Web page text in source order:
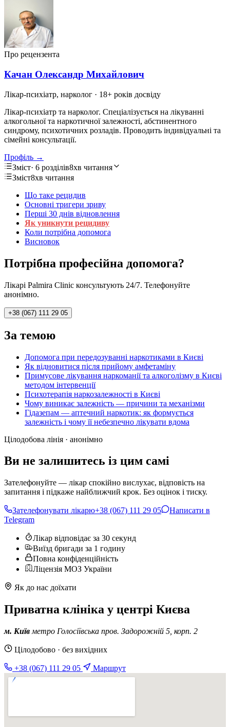
Про рецензента
Качан Олександр Михайлович
Лікар-психіатр, нарколог · 18+ років досвіду
Лікар-психіатр та нарколог. Спеціалізується на лікуванні
алкогольної та наркотичної залежності, абстинентного
синдрому, психотичних розладів. Проводить індивідуальні та
сімейні консультації.
Профіль →
Зміст· 6 розділів8хв читання
Зміст8хв читання
Що таке рецидив
Основні тригери зриву
Перші 30 днів відновлення
Як уникнути рецидиву
Коли потрібна допомога
Висновок
Потрібна професійна допомога?
Лікарі Palmira Clinic консультують 24/7. Телефонуйте
анонімно.
+38 (067) 111 29 05
За темою
Допомога при передозуванні наркотиками в Києві
Як відновитися після прийому амфетаміну
Примусове лікування наркоманії та алкоголізму в Києві
методом інтервенції
Психотерапія наркозалежності в Києві
Чому виникає залежність — причини та механізми
Гідазепам — аптечний наркотик: як формується
залежність і чому її небезпечно лікувати вдома
Цілодобова лінія · анонімно
Ви не залишитесь із цим самі
Зателефонуйте — лікар спокійно вислухає, відповість на
запитання і підкаже найближчий крок. Без оцінок і тиску.
Зателефонувати лікарю+38 (067) 111 29 05
Написати в
Telegram
Лікар відповідає за 30 секунд
Виїзд бригади за 1 годину
Повна конфіденційність
Ліцензія МОЗ України
Як до нас доїхати
Приватна клініка у центрі Києва
м. Київ метро Голосіївська пров. Задорожній 5, корп. 2
Цілодобово · без вихідних
+38 (067) 111 29 05 Маршрут